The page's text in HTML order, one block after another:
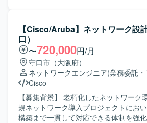
いただきます。 CiscoおよびArista製ネ
いた設計・構築・運用、閉域ネットワ
AWSネットワーク環境の設計・運用、
／MPLSなどを用いたルーティング設計
よび保守対応を実施していただきます。 【求める人物像】
単なる運用オペレーションにとどまらず
計から一人称で対応できる方を求めてお
およびオンプレミス双方のネットワー
ち、主体的に改善や最適化に取り組ん
ましいです。 【ポジションの魅力】 マネージドクラウドお
【Cisco/Aruba】ネットワーク設
口）
〜720,000円/月
守口市（大阪府）
ネットワークエンジニア(業務委託
Cisco
【募集背景】 老朽化したネットワーク
規ネットワーク導入プロジェクトにお
構築まで一貫して対応できる体制を強